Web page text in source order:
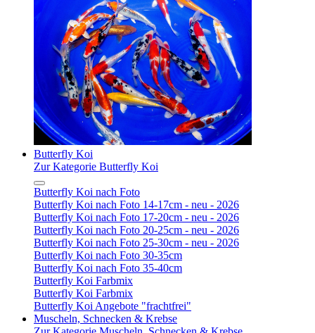
Butterfly Koi
Zur Kategorie Butterfly Koi
Butterfly Koi nach Foto
Butterfly Koi nach Foto 14-17cm - neu - 2026
Butterfly Koi nach Foto 17-20cm - neu - 2026
Butterfly Koi nach Foto 20-25cm - neu - 2026
Butterfly Koi nach Foto 25-30cm - neu - 2026
Butterfly Koi nach Foto 30-35cm
Butterfly Koi nach Foto 35-40cm
Butterfly Koi Farbmix
Butterfly Koi Farbmix
Butterfly Koi Angebote "frachtfrei"
Muscheln, Schnecken & Krebse